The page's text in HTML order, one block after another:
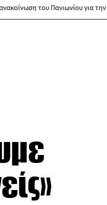
Πανιωνίου για την ξαφνική